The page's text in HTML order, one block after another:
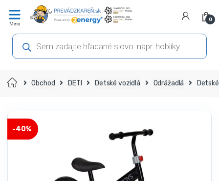
navigáciu
obsah
0
Products
search
Domov Obchod DETI Detské vozidlá Odrážadlá
-40%